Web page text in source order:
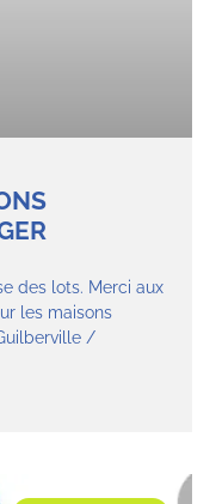
des lots. Merci aux
les maisons
/